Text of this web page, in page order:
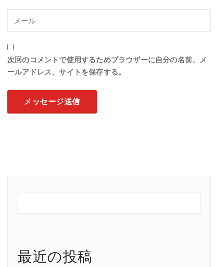
次回のコメントで使用するためブラウザーに自分の名前、メ
ールアドレス、サイトを保存する。
最近の投稿